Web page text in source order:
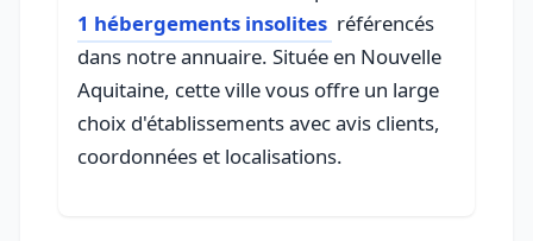
1 hébergements insolites référencés
dans notre annuaire. Située en Nouvelle
Aquitaine, cette ville vous offre un large
choix d'établissements avec avis clients,
coordonnées et localisations.